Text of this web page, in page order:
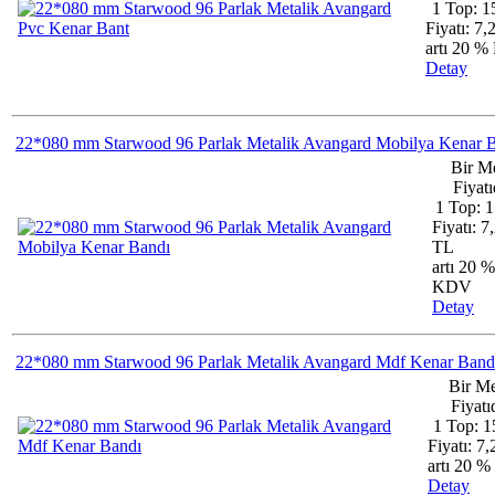
1 Top:
Fiyatı:
artı 20
Detay
22*080 mm Starwood 96 Parlak Metalik Avangard Mobilya Kenar
Bir
1 Top:
Fiyatı:
TL
artı 20 %
KDV
Detay
22*080 mm Starwood 96 Parlak Metalik Avangard Mdf Kenar
Bir
1 Top:
Fiyatı:
artı 20
Detay